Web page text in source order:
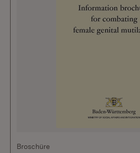
Broschüre